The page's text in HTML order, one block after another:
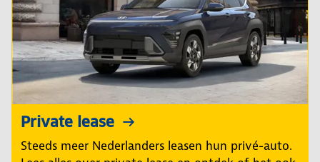
Private lease
Steeds meer Nederlanders leasen hun privé-auto.